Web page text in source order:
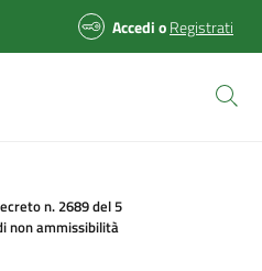
AccedioRegistrati
n. 2689 del 5
non ammissibilità